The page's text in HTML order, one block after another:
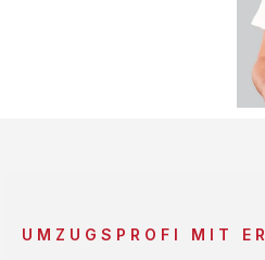
UMZUGSPROFI MIT